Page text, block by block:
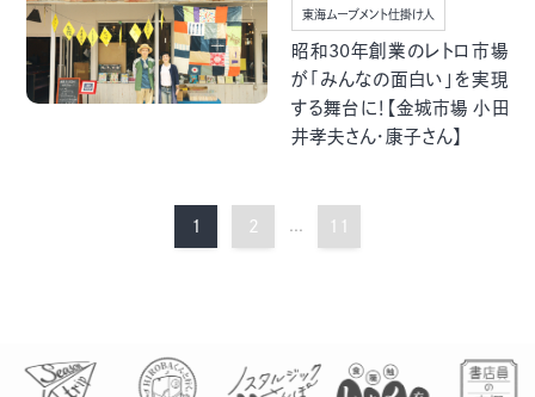
東海ムーブメント仕掛け人
昭和30年創業のレトロ市場
が「みんなの面白い」を実現
する舞台に！【金城市場 小田
井孝夫さん・康子さん】
1 2 ...